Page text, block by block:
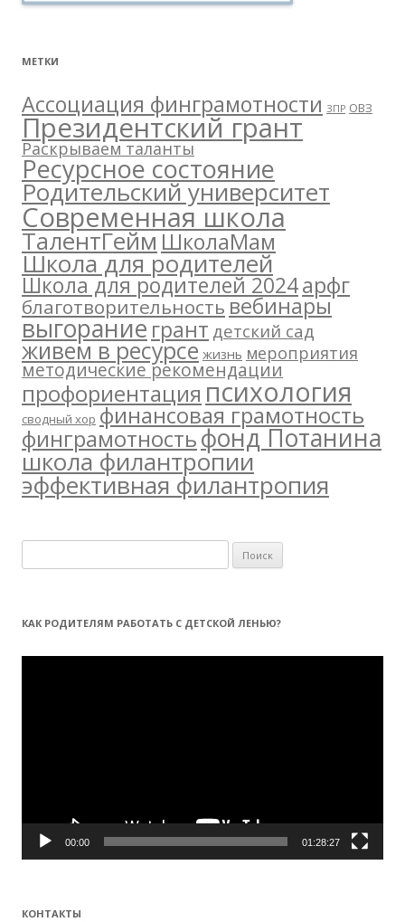
МЕТКИ
Ассоциация финграмотности ЗПР ОВЗ
Президентский грант
Раскрываем таланты
Ресурсное состояние
Родительский университет
Современная школа
ТалентГеймШколаМам
Школа для родителей
Школа для родителей 2024арфг
благотворительностьвебинары
выгораниегрант детский сад
живем в ресурсе жизнь мероприятия
методические рекомендации
профориентация психология
сводный хор финансовая грамотность
финграмотностьфонд Потанина
школа филантропии
эффективная филантропия
а
т
:
КАК РОДИТЕЛЯМ РАБОТАТЬ С ДЕТСКОЙ ЛЕНЬЮ?
Видеоплеер
00:00 01:28:27
КОНТАКТЫ